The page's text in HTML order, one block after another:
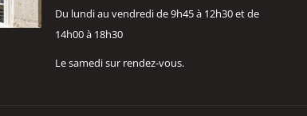
Du lundi au vendredi de 9h45 à 12h30 et de
14h00 à 18h30
Le samedi sur rendez-vous.